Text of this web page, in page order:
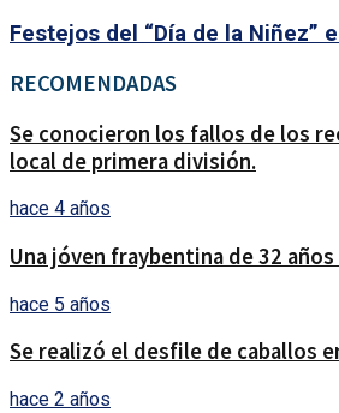
Festejos del “Día de la Niñez”
RECOMENDADAS
Se conocieron los fallos de los
local de primera división.
hace 4 años
Una jóven fraybentina de 32
hace 5 años
Se realizó el desfile de caballos
hace 2 años